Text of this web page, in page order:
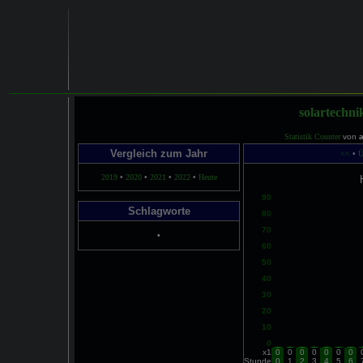
Statistik Countervon
Vergleich zum Jahr
2019• 2020• 2021 • 2022• Heute
Schlagworte
•
<< •
90
80
70
60
50
40
30
20
10
0
x1 0 0 0 0 0 0 0
Stunde 0 1 2 3 4 5 6